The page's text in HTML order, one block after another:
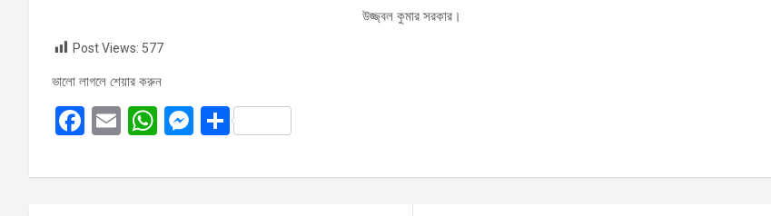
উজ্জ্বল কুমার সরকার।
Post Views: 577
ভালো লাগলে শেয়ার করুন
F
ce
E
ail
W
at
M
se
S
ar